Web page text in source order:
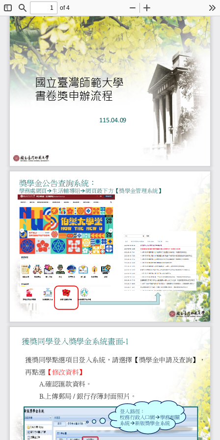
Toggle
Sidebar
Find
of 4
Zoom
Out
In
115.04.09
國立臺灣師範大學
書卷獎申辦流程
獎學金公告查詢系統：
學務處網頁
→生活輔導組
→網頁最下方
【獎學金管理系統
】
獲獎同學登入獎學金系統畫面
-1
獲獎同學點選項目登入系統，請選擇
【 獎學金申請及查
】
，
再點選
【修改資料
】
A.確認匯款資料。
B. 上傳郵局
/ 銀行存簿封面照片。
登入路徑：
校務行政入口網
→學務相關
系統
→新版獎學金系統